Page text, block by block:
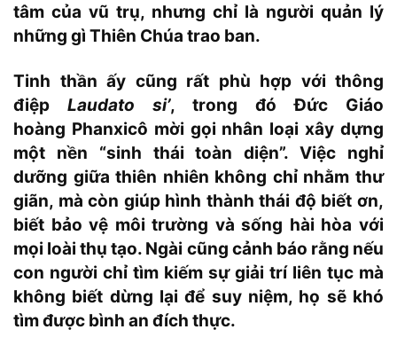
tâm của vũ trụ, nhưng chỉ là người quản lý
những gì Thiên Chúa trao ban.
Tinh thần ấy cũng rất phù hợp với thông
điệp Laudato si’, trong đó Đức Giáo
hoàng Phanxicô mời gọi nhân loại xây dựng
một nền “sinh thái toàn diện”. Việc nghỉ
dưỡng giữa thiên nhiên không chỉ nhằm thư
giãn, mà còn giúp hình thành thái độ biết ơn,
biết bảo vệ môi trường và sống hài hòa với
mọi loài thụ tạo. Ngài cũng cảnh báo rằng nếu
con người chỉ tìm kiếm sự giải trí liên tục mà
không biết dừng lại để suy niệm, họ sẽ khó
tìm được bình an đích thực.